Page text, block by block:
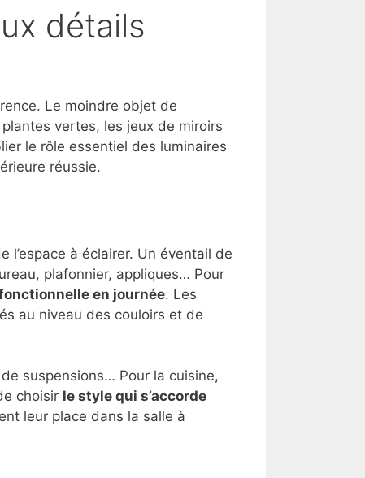
détails
Le moindre objet de
vertes, les jeux de miroirs
le rôle essentiel des luminaires
réussie.
l’espace à éclairer. Un éventail de
plafonnier, appliques… Pour
en journée. Les
au niveau des couloirs et de
suspensions… Pour la cuisine,
choisir le style qui s’accorde
leur place dans la salle à